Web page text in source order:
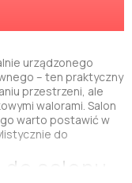
urządzonego
– ten praktyczny
przestrzeni, ale
walorami. Salon
warto postawić w
do
salonu